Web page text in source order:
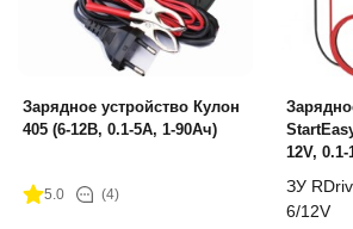
Зарядное устройство Кулон
405 (6-12В, 0.1-5А, 1-90Ач)
5.0 (4)
12V,
ЗУ
6/12V